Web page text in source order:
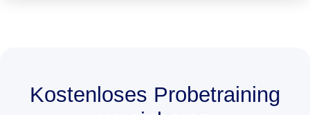
Kostenloses Probetraining